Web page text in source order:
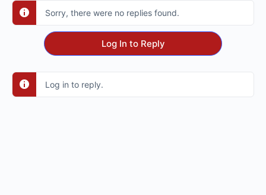
Sorry, there were no replies found.
Log In to Reply
Log in to reply.